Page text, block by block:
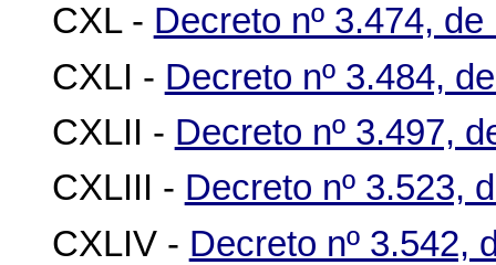
CXL - Decreto nº 3.474,
CXLI - Decreto nº 3.484,
CXLII - Decreto nº 3.497,
CXLIII - Decreto nº 3.523,
CXLIV - Decreto nº 3.542,